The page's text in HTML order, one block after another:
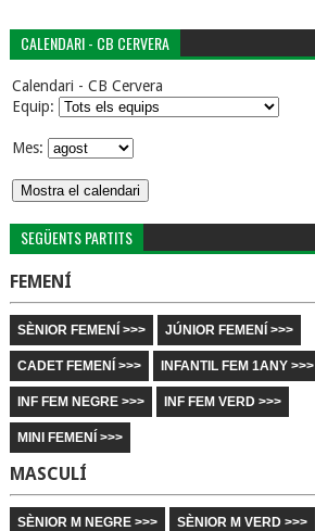
CALENDARI - CB CERVERA
Calendari - CB Cervera
Equip:
Mes:
SEGÜENTS PARTITS
FEMENÍ
SÈNIOR FEMENÍ >>> JÚNIOR FEMENÍ >>>
CADET FEMENÍ >>> INFANTIL FEM 1ANY >>>
INF FEM NEGRE >>> INF FEM VERD >>>
MINI FEMENÍ >>>
MASCULÍ
SÈNIOR M NEGRE >>> SÈNIOR M VERD >>>